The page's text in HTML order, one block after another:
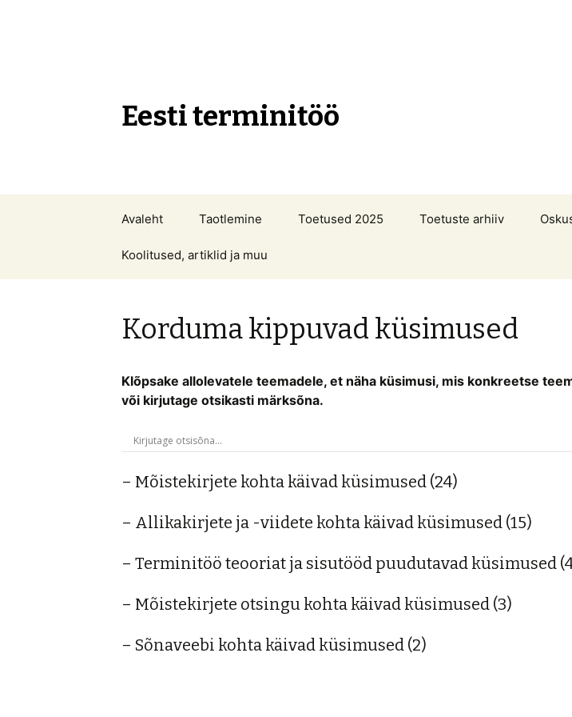
Eesti terminitöö
juurde
Avaleht Taotlemine Toetused 2025 Toetuste arhiiv
Koolitused, artiklid ja muu
Korduma kippuvad küsimused
Klõpsake allolevatele teemadele, et näha küsimusi, mis konkreetse
või kirjutage otsikasti märksõna.
– Mõistekirjete kohta käivad küsimused (24)
– Allikakirjete ja -viidete kohta käivad küsimused (15)
– Terminitöö teooriat ja sisutööd puudutavad küsimused
– Mõistekirjete otsingu kohta käivad küsimused (3)
– Sõnaveebi kohta käivad küsimused (2)